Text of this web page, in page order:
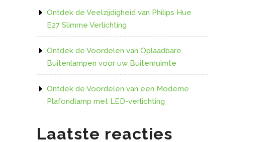
Ontdek de Veelzijdigheid van Philips Hue
E27 Slimme Verlichting
Ontdek de Voordelen van Oplaadbare
Buitenlampen voor uw Buitenruimte
Ontdek de Voordelen van een Moderne
Plafondlamp met LED-verlichting
Laatste reacties